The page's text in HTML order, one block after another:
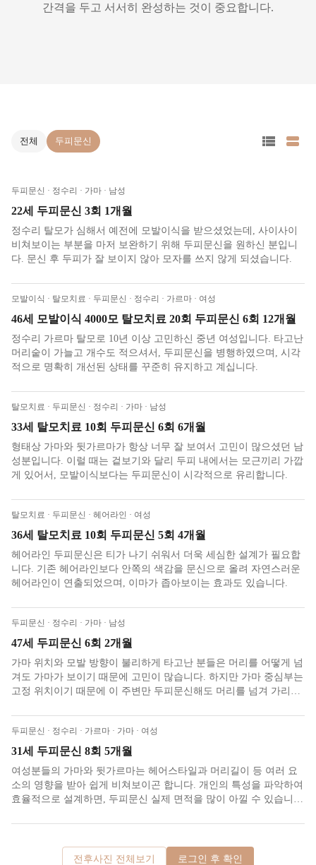
간격을 두고 서서히 완성하는 것이 중요합니다.
전체 두피문신
두피문신 · 정수리 · 가마 · 남성
22세 두피문신 3회 1개월
정수리 탈모가 심해서 예전에 모발이식을 받으셨었는데, 사이사이
비쳐보이는 부분을 마저 보완하기 위해 두피문신을 원하신 분입니
다. 문신 후 두피가 잘 보이지 않아 모자를 쓰지 않게 되셨습니다.
모발이식 · 탈모치료 · 두피문신 · 정수리 · 가르마 · 여성
46세 모발이식 4000모 탈모치료 20회 두피문신 6회 12개월
정수리 가르마 탈모로 10년 이상 고민하신 중년 여성입니다. 타고난
머리숱이 가늘고 개수도 적으셔서, 두피문신을 병행하였으며, 시각
적으로 명확히 개선된 상태를 꾸준히 유지하고 계십니다.
탈모치료 · 두피문신 · 정수리 · 가마 · 남성
33세 탈모치료 10회 두피문신 6회 6개월
형태상 가마와 뒷가르마가 항상 너무 잘 보여서 고민이 많으셨던 남
성분입니다. 이럴 때는 겉보기와 달리 두피 내에서는 모근끼리 가깝
게 있어서, 모발이식보다는 두피문신이 시각적으로 유리합니다.
탈모치료 · 두피문신 · 헤어라인 · 여성
36세 탈모치료 10회 두피문신 5회 4개월
헤어라인 두피문신은 티가 나기 쉬워서 더욱 세심한 설계가 필요합
니다. 기존 헤어라인보다 안쪽의 색감을 문신으로 올려 자연스러운
헤어라인이 연출되었으며, 이마가 좁아보이는 효과도 있습니다.
두피문신 · 정수리 · 가마 · 남성
47세 두피문신 6회 2개월
가마 위치와 모발 방향이 불리하게 타고난 분들은 머리를 어떻게 넘
겨도 가마가 보이기 때문에 고민이 많습니다. 하지만 가마 중심부는
고정 위치이기 때문에 이 주변만 두피문신해도 머리를 넘겨 가리기
두피문신 · 정수리 · 가르마 · 가마 · 여성
31세 두피문신 8회 5개월
여성분들의 가마와 뒷가르마는 헤어스타일과 머리길이 등 여러 요
소의 영향을 받아 쉽게 비쳐보이곤 합니다. 개인의 특성을 파악하여
효율적으로 설계하면, 두피문신 실제 면적을 많이 아낄 수 있습니
전후사진 전체보기 로그인 후 확인